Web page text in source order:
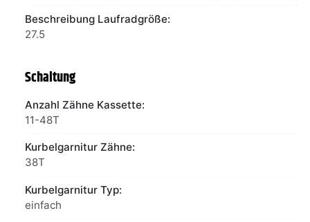
Beschreibung Laufradgröße:
27.5
Schaltung
Anzahl Zähne Kassette:
11-48T
Kurbelgarnitur Zähne:
38T
Kurbelgarnitur Typ:
einfach